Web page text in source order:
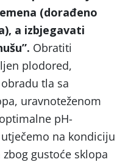
(dorađeno
a izbjegavati
Obratiti
plodored,
tla sa
uravnoteženom
pH-
na kondiciju
gustoće sklopa